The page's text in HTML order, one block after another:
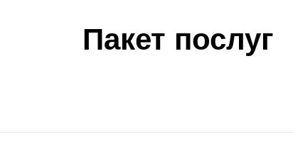
Пакет послуг